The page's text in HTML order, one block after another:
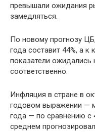
превышали ожидания
замедляться.
По новому прогнозу
года составит 44%, а к
показатели ожидались
соответственно.
Инфляция в стране в
годовом выражении —
года — по сравнению с
среднем